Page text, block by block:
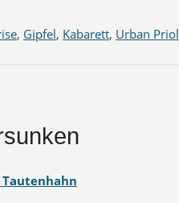
, Gipfel, Kabarett, Urban Priol